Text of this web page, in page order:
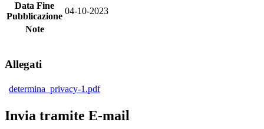
Data Fine
Pubblicazione
04-10-2023
Note
Allegati
determina_privacy-1.pdf
Invia tramite E-mail